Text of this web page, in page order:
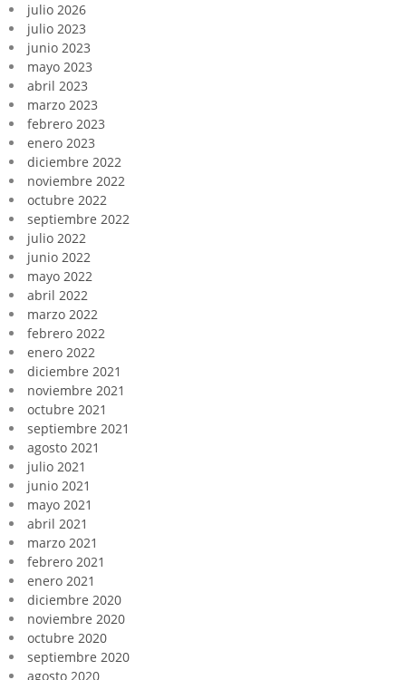
julio 2026
julio 2023
junio 2023
mayo 2023
abril 2023
marzo 2023
febrero 2023
enero 2023
diciembre 2022
noviembre 2022
octubre 2022
septiembre 2022
julio 2022
junio 2022
mayo 2022
abril 2022
marzo 2022
febrero 2022
enero 2022
diciembre 2021
noviembre 2021
octubre 2021
septiembre 2021
agosto 2021
julio 2021
junio 2021
mayo 2021
abril 2021
marzo 2021
febrero 2021
enero 2021
diciembre 2020
noviembre 2020
octubre 2020
septiembre 2020
agosto 2020